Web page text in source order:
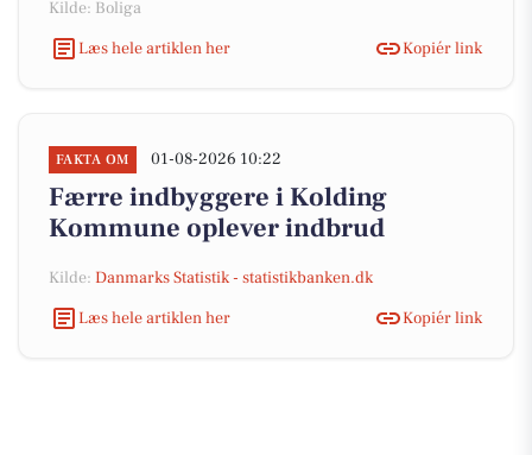
Kilde: Boliga
Læs hele artiklen her
Kopiér link
FAKTA OM 01-08-2026 10:22
Færre indbyggere i Kolding
Kommune oplever indbrud
Kilde: Danmarks Statistik - statistikbanken.dk
Læs hele artiklen her
Kopiér link